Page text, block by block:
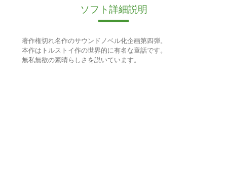
ソフト詳細説明
著作権切れ名作のサウンドノベル化企画第四弾。
本作はトルストイ作の世界的に有名な童話です。
無私無欲の素晴らしさを説いています。